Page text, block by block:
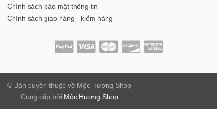
Chính sách bảo mật thông tin
Chính sách giao hàng - kiểm hàng
© Bản quyền thuộc về Mộc Hương Shop
Cung cấp bởi Mộc Hương Shop